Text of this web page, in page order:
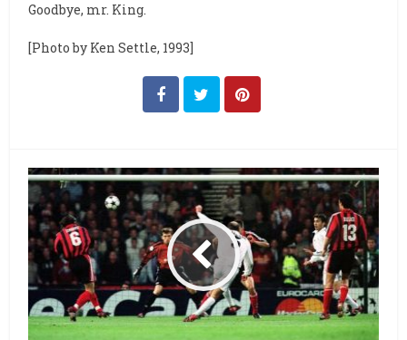
Goodbye, mr. King.
[Photo by Ken Settle, 1993]